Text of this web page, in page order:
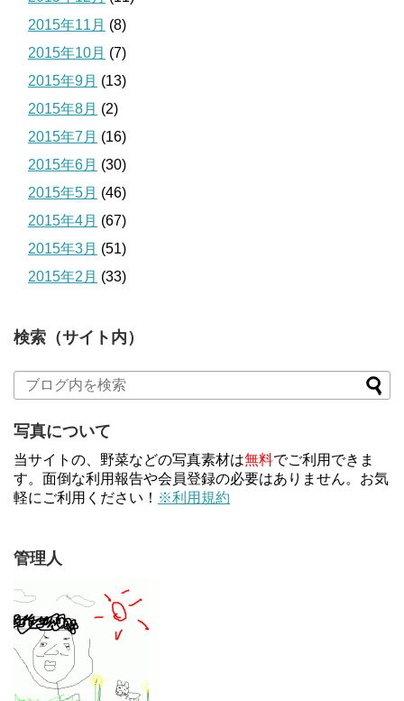
2015年11月 (8)
2015年10月 (7)
2015年9月 (13)
2015年8月 (2)
2015年7月 (16)
2015年6月 (30)
2015年5月 (46)
2015年4月 (67)
2015年3月 (51)
2015年2月 (33)
検索（サイト内）
写真について
当サイトの、野菜などの写真素材は無料でご利用できま
す。面倒な利用報告や会員登録の必要はありません。お気
軽にご利用ください！ ※利用規約
管理人